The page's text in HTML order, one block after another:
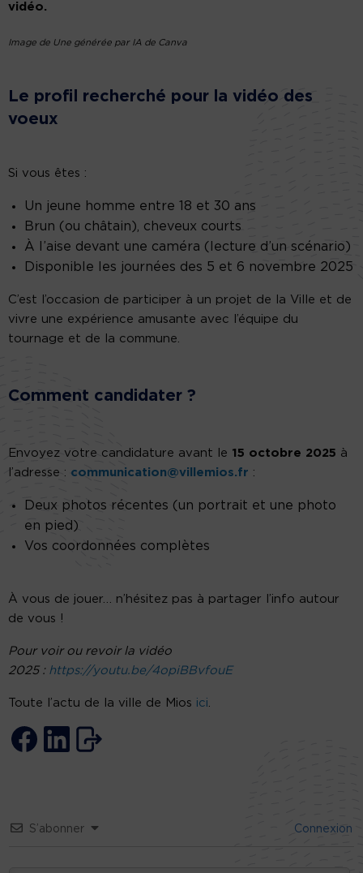
vidéo.
Image de Une générée par IA de Canva
Le profil recherché pour la vidéo des
voeux
Si vous êtes :
Un jeune homme entre 18 et 30 ans
Brun (ou châtain), cheveux courts
À l’aise devant une caméra (lecture d’un scénario)
Disponible les journées des 5 et 6 novembre 2025
C’est l’occasion de participer à un projet de la Ville et de
vivre une expérience amusante avec l’équipe du
tournage et de la commune.
Comment candidater ?
Envoyez votre candidature avant le 15 octobre 2025 à
l’adresse : communication@villemios.fr :
Deux photos récentes (un portrait et une photo
en pied)
Vos coordonnées complètes
À vous de jouer… n’hésitez pas à partager l’info autour
de vous !
Pour voir ou revoir la vidéo
2025 : https://youtu.be/4opiBBvfouE
Toute l’actu de la ville de Mios ici.
S’abonner Connexion